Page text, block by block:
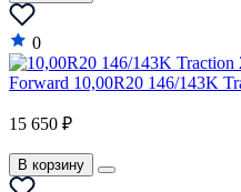
LADA
Lancia
0
Forward 10,00R20 146/143K
15 650 ₽
В корзину